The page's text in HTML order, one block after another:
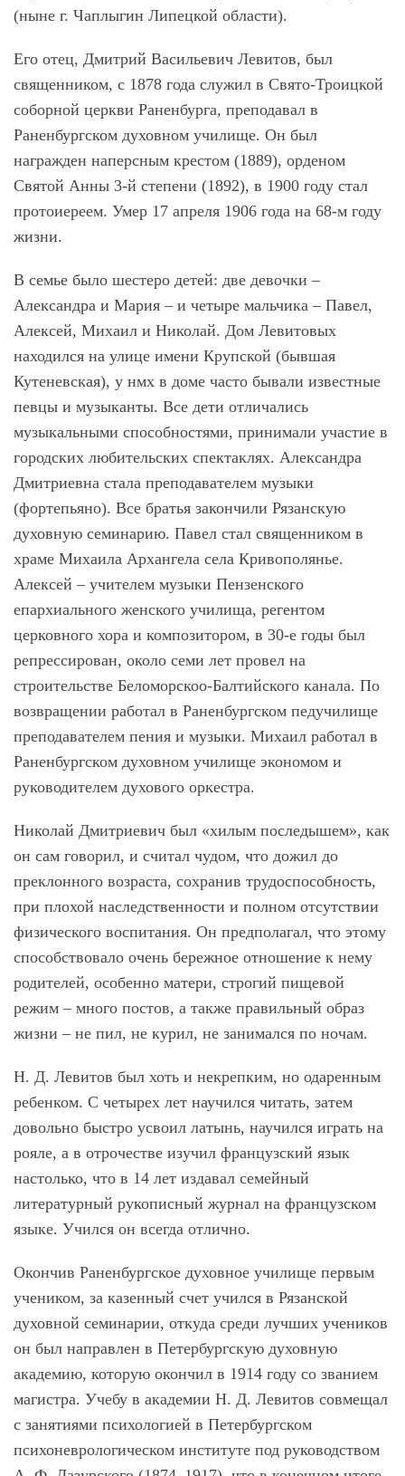
(ныне г. Чаплыгин Липецкой области).
Его отец, Дмитрий Васильевич Левитов, был
священником, с 1878 года служил в Свято-Троицкой
соборной церкви Раненбурга, преподавал в
Раненбургском духовном училище. Он был
награжден наперсным крестом (1889), орденом
Святой Анны 3-й степени (1892), в 1900 году стал
протоиереем. Умер 17 апреля 1906 года на 68-м году
жизни.
В семье было шестеро детей: две девочки –
Александра и Мария – и четыре мальчика – Павел,
Алексей, Михаил и Николай. Дом Левитовых
находился на улице имени Крупской (бывшая
Кутеневская), у нмх в доме часто бывали известные
певцы и музыканты. Все дети отличались
музыкальными способностями, принимали участие в
городских любительских спектаклях. Александра
Дмитриевна стала преподавателем музыки
(фортепьяно). Все братья закончили Рязанскую
духовную семинарию. Павел стал священником в
храме Михаила Архангела села Кривополянье.
Алексей – учителем музыки Пензенского
епархиального женского училища, регентом
церковного хора и композитором, в 30-е годы был
репрессирован, около семи лет провел на
строительстве Беломорскоо-Балтийского канала. По
возвращении работал в Раненбургском педучилище
преподавателем пения и музыки. Михаил работал в
Раненбургском духовном училище экономом и
руководителем духового оркестра.
Николай Дмитриевич был «хилым последышем», как
он сам говорил, и считал чудом, что дожил до
преклонного возраста, сохранив трудоспособность,
при плохой наследственности и полном отсутствии
физического воспитания. Он предполагал, что этому
способствовало очень бережное отношение к нему
родителей, особенно матери, строгий пищевой
режим – много постов, а также правильный образ
жизни – не пил, не курил, не занимался по ночам.
Н. Д. Левитов был хоть и некрепким, но одаренным
ребенком. С четырех лет научился читать, затем
довольно быстро усвоил латынь, научился играть на
рояле, а в отрочестве изучил французский язык
настолько, что в 14 лет издавал семейный
литературный рукописный журнал на французском
языке. Учился он всегда отлично.
Окончив Раненбургское духовное училище первым
учеником, за казенный счет учился в Рязанской
духовной семинарии, откуда среди лучших учеников
он был направлен в Петербургскую духовную
академию, которую окончил в 1914 году со званием
магистра. Учебу в академии Н. Д. Левитов совмещал
с занятиями психологией в Петербургском
психоневрологическом институте под руководством